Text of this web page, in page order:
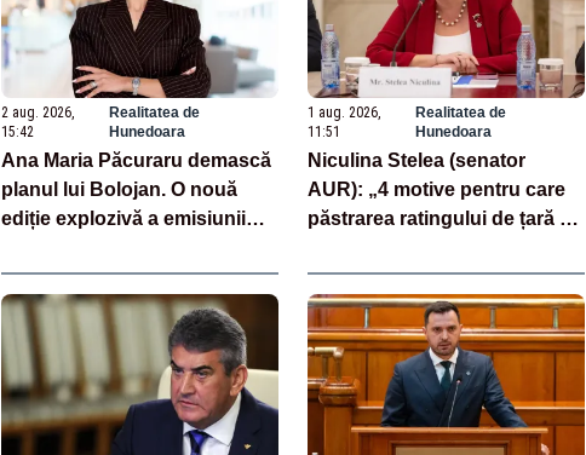
2 aug. 2026,
15:42
Realitatea de
Hunedoara
Ana Maria Păcuraru demască
planul lui Bolojan. O nouă
ediție explozivă a emisiunii
1 aug. 2026,
11:51
Realitatea de
Hunedoara
Niculina Stelea (senator
AUR): „4 motive pentru care
păstrarea ratingului de țară nu
Guvernul Bolojan”